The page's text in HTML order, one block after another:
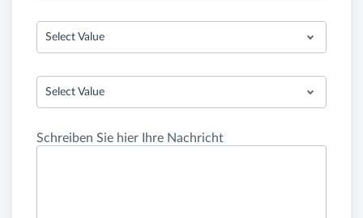
Select Value
Select Value
Schreiben Sie hier Ihre Nachricht